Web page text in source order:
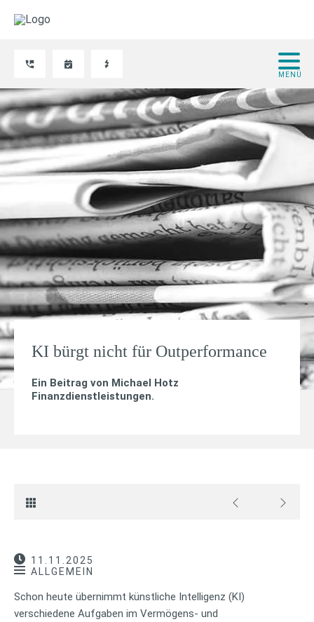
KI bürgt nicht für Outperformance
Ein Beitrag von Michael Hotz
Finanzdienstleistungen.
11.11.2025
ALLGEMEIN
Schon heute übernimmt künstliche Intelligenz (KI)
verschiedene Aufgaben im Vermögens- und